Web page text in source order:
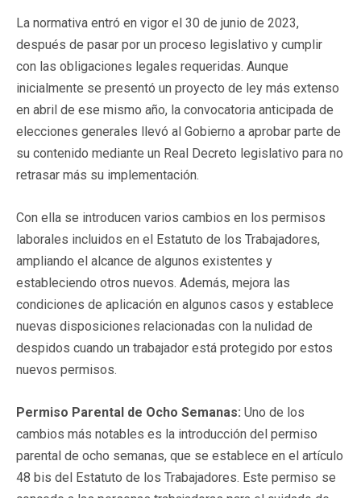
La normativa entró en vigor el 30 de junio de 2023,
después de pasar por un proceso legislativo y cumplir
con las obligaciones legales requeridas. Aunque
inicialmente se presentó un proyecto de ley más extenso
en abril de ese mismo año, la convocatoria anticipada de
elecciones generales llevó al Gobierno a aprobar parte de
su contenido mediante un Real Decreto legislativo para no
retrasar más su implementación.
Con ella se introducen varios cambios en los permisos
laborales incluidos en el Estatuto de los Trabajadores,
ampliando el alcance de algunos existentes y
estableciendo otros nuevos. Además, mejora las
condiciones de aplicación en algunos casos y establece
nuevas disposiciones relacionadas con la nulidad de
despidos cuando un trabajador está protegido por estos
nuevos permisos.
Permiso Parental de Ocho Semanas: Uno de los
cambios más notables es la introducción del permiso
parental de ocho semanas, que se establece en el artículo
48 bis del Estatuto de los Trabajadores. Este permiso se